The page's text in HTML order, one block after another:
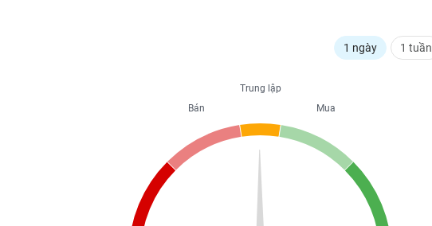
1 ngày 1 tuần
Trung lập
Mua
Bán